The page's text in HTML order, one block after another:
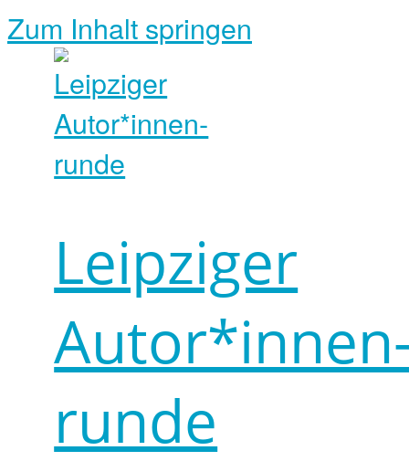
Zum Inhalt springen
Leipziger
runde